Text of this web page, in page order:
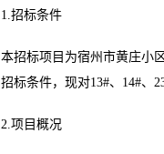
1.招标条件
本招标项目为宿州市黄庄小
招标条件，现对13#、14#、
2.项目概况